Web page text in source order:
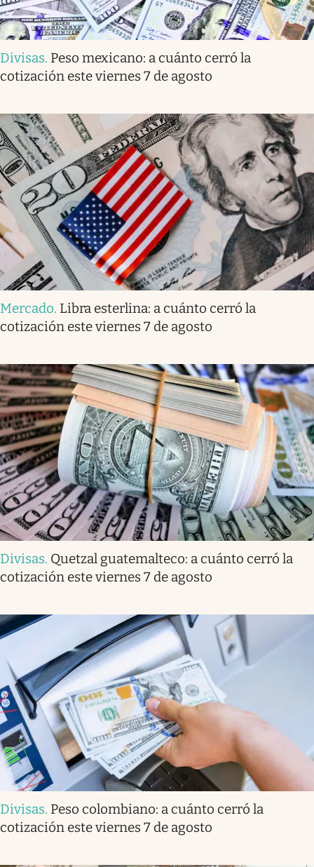
Divisas. Peso mexicano: a cuánto cerró la
cotización este viernes 7 de agosto
Mercado. Libra esterlina: a cuánto cerró la
cotización este viernes 7 de agosto
Divisas. Quetzal guatemalteco: a cuánto cerró la
cotización este viernes 7 de agosto
Divisas. Peso colombiano: a cuánto cerró la
cotización este viernes 7 de agosto